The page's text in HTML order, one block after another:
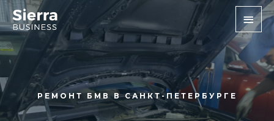
РЕМОНТ БМВ В САНКТ-ПЕТЕРБУРГЕ